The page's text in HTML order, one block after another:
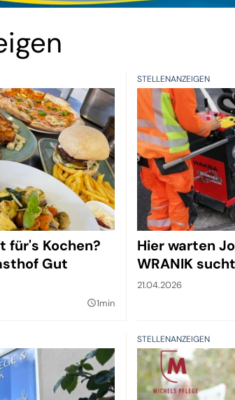
für's Kochen?
Gut
query_builder1min
STELLENANZEIGEN
Hier warten
WRANIK
21.04.2026
STELLENANZEIGEN